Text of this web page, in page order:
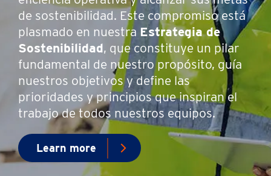
de sostenibilidad. Este compromiso está
plasmado en nuestra Estrategia de
Sostenibilidad, que constituye un pilar
fundamental de nuestro propósito, guía
nuestros objetivos y define las
prioridades y principios que inspiran el
trabajo de todos nuestros equipos.
Learn more